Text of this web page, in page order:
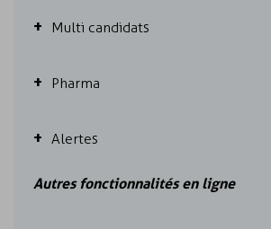
Multi candidats
Pharma
Alertes
Autres fonctionnalités en ligne